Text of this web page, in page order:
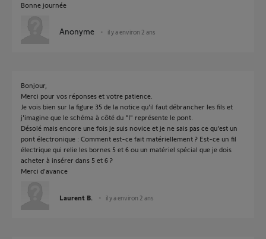
Bonne journée
Anonyme il y a environ 2 ans
Bonjour,
Merci pour vos réponses et votre patience.
Je vois bien sur la figure 35 de la notice qu'il faut débrancher les fils et
j'imagine que le schéma à côté du "I" représente le pont.
Désolé mais encore une fois je suis novice et je ne sais pas ce qu'est un
pont électronique : Comment est-ce fait matériellement ? Est-ce un fil
électrique qui relie les bornes 5 et 6 ou un matériel spécial que je dois
acheter à insérer dans 5 et 6 ?
Merci d'avance
Laurent B. il y a environ 2 ans